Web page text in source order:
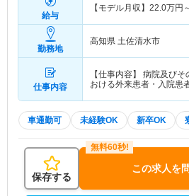
給与
【モデル月収】 22.0万円
勤務地
高知県 土佐清水市
仕事内容
【仕事内容】 病院及び
おける外来患者・入院患
車通勤可 未経験OK 新卒OK
保存する
この求人を